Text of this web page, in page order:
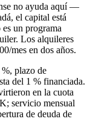
no ayuda aquí —
el capital está
un programa
Los alquileres
mes en dos años.
plazo de
del 1 % financiada.
en la cuota
servicio mensual
de deuda de